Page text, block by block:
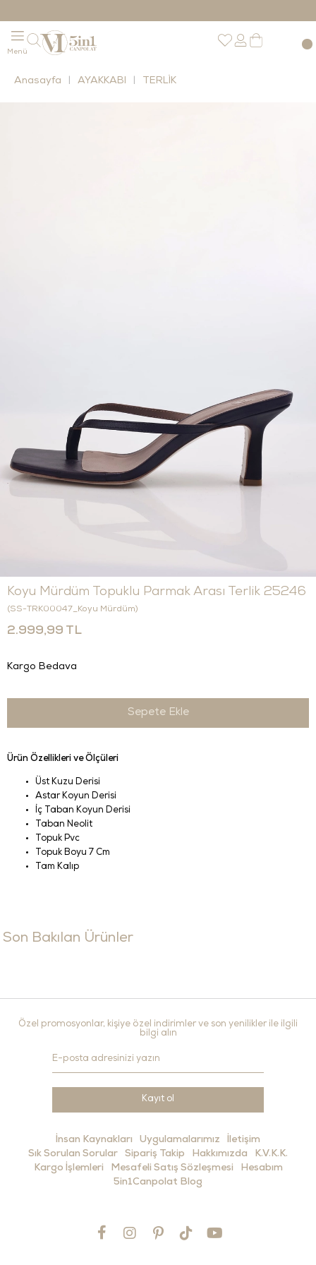
Anasayfa AYAKKABI TERLİK
Koyu Mürdüm Topuklu Parmak Arası Terlik 25246
(SS-TRK00047_Koyu Mürdüm)
2.999,99 TL
Kargo Bedava
Ürün Özellikleri ve Ölçüleri
Üst Kuzu Derisi
Astar Koyun Derisi
İç Taban Koyun Derisi
Taban Neolit
Topuk Pvc
Topuk Boyu 7 Cm
Tam Kalıp
Son Bakılan Ürünler
Özel promosyonlar, kişiye özel indirimler ve son yenilikler ile ilgili
bilgi alın
Kayıt ol
İnsan Kaynakları Uygulamalarımız
İletişim
Sık Sorulan Sorular
Sipariş Takip Hakkımızda
K.V.K.K.
Kargo İşlemleri
Mesafeli Satış Sözleşmesi
Hesabım
5in1Canpolat Blog